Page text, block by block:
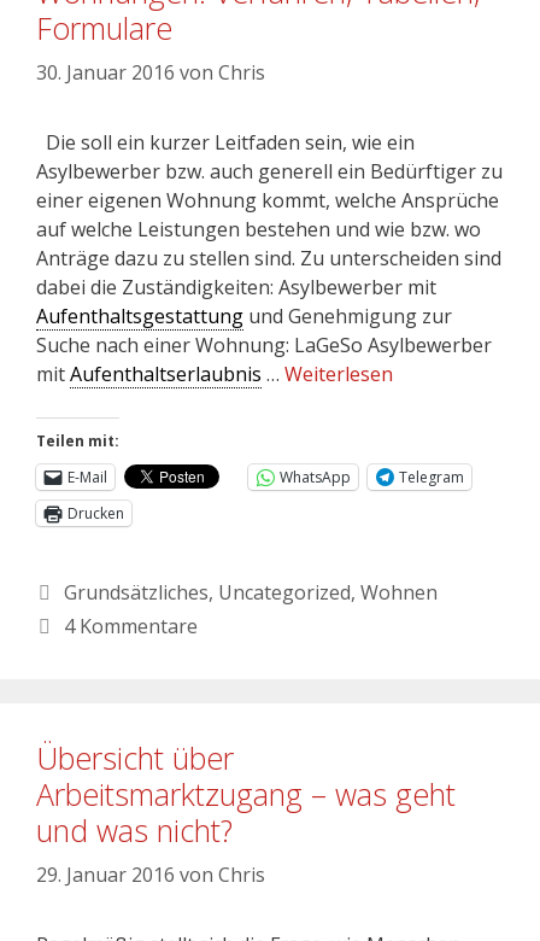
Formulare
30. Januar 2016 von Chris
Die soll ein kurzer Leitfaden sein, wie ein
Asylbewerber bzw. auch generell ein Bedürftiger zu
einer eigenen Wohnung kommt, welche Ansprüche
auf welche Leistungen bestehen und wie bzw. wo
Anträge dazu zu stellen sind. Zu unterscheiden sind
dabei die Zuständigkeiten: Asylbewerber mit
Aufenthaltsgestattung und Genehmigung zur
Suche nach einer Wohnung: LaGeSo Asylbewerber
mitAufenthaltserlaubnis … Weiterlesen
Teilen mit:
E-Mail
WhatsApp
Telegram
Drucken
Grundsätzliches, Uncategorized, Wohnen
4 Kommentare
Übersicht über
Arbeitsmarktzugang – was geht
und was nicht?
29. Januar 2016 von Chris